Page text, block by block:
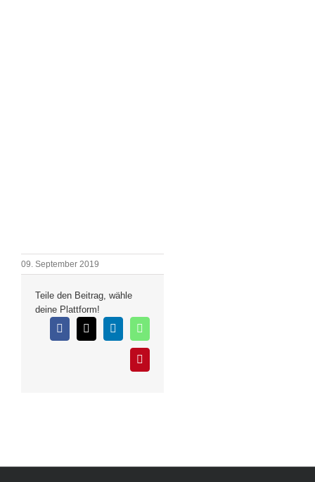
09. September 2019
Teile den Beitrag, wähle
deine Plattform!
Facebook
X LinkedInWhatsApp
Pinterest